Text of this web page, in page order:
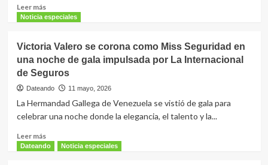
Estratégica
para
Protección
Financiera
Leer másLeer
más
Internacional
de
Seguros
presentó
‘Plan
de
2026’
en
Noticia especiales
Victoria Valero se corona como Miss Seguridad en
una noche de gala impulsada por La Internacional
de Seguros
Dateando 11 mayo, 2026
La Hermandad Gallega de Venezuela se vistió de gala para
celebrar una noche donde la elegancia, el talento y la...
Leer másLeer
más
Dateando Noticia especiales